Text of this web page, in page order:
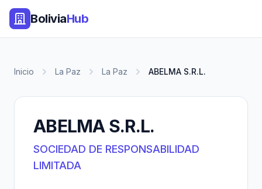
BoliviaHub
Inicio La Paz La Paz ABELMA S.R.L.
ABELMA S.R.L.
SOCIEDAD DE RESPONSABILIDAD
LIMITADA